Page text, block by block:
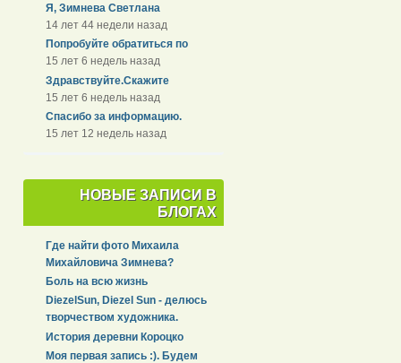
Я, Зимнева Светлана
14 лет 44 недели назад
Попробуйте обратиться по
15 лет 6 недель назад
Здравствуйте.Скажите
15 лет 6 недель назад
Спасибо за информацию.
15 лет 12 недель назад
НОВЫЕ ЗАПИСИ В
БЛОГАХ
Где найти фото Михаила
Михайловича Зимнева?
Боль на всю жизнь
DiezelSun, Diezel Sun - делюсь
творчеством художника.
История деревни Короцко
Моя первая запись :). Будем